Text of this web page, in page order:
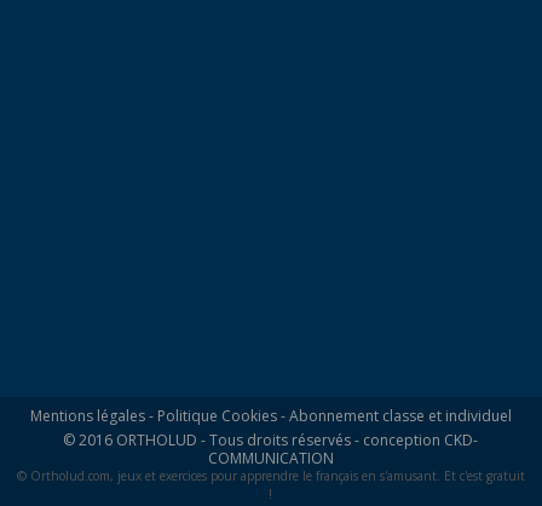
Mentions légales- Politique Cookies-Abonnement classe et individuel
© 2016 ORTHOLUD - Tous droits réservés - conception CKD-
COMMUNICATION
© Ortholud.com, jeux et exercices pour apprendre le français en s'amusant. Et c'est gratuit
!